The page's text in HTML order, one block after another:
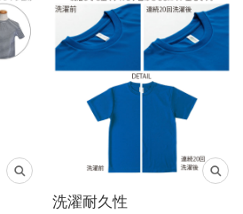
洗濯耐久性